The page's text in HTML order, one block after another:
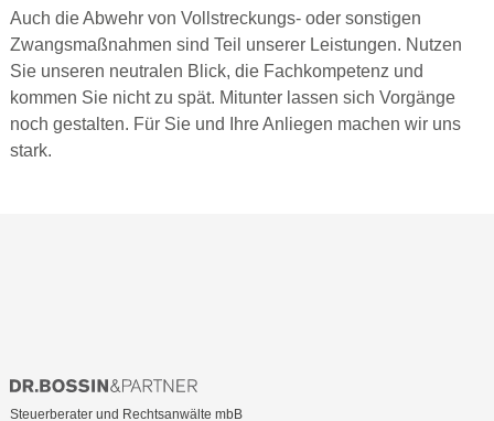
Auch die Abwehr von Vollstreckungs- oder sonstigen
Zwangsmaßnahmen sind Teil unserer Leistungen. Nutzen
Sie unseren neutralen Blick, die Fachkompetenz und
kommen Sie nicht zu spät. Mitunter lassen sich Vorgänge
noch gestalten. Für Sie und Ihre Anliegen machen wir uns
stark.
Steuerberater und Rechtsanwälte mbB